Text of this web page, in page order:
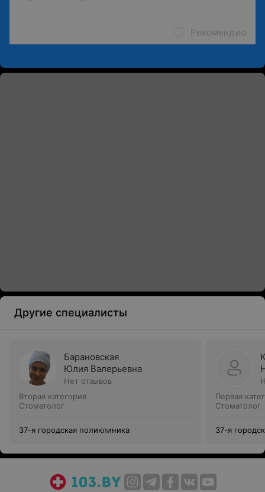
Рекомендую
Другие специалисты
Барановская
Юлия Валерьевна
Нет отзывов
Вторая категория
Стоматолог
37-я городская поликлиника
Первая
Стоматолог
37-я